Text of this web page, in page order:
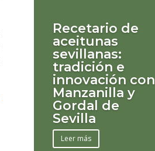
Recetario de
aceitunas
sevillanas:
tradición e
innovación con
Manzanilla y
Gordal de
Sevilla
Leer más